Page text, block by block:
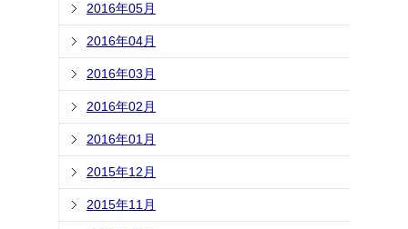
2016年05月
2016年04月
2016年03月
2016年02月
2016年01月
2015年12月
2015年11月